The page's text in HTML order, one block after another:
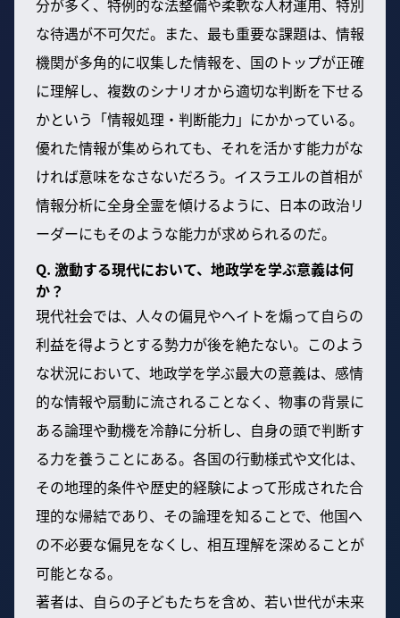
な待遇が不可欠だ。また、最も重要な課題は、情報
機関が多角的に収集した情報を、国のトップが正確
に理解し、複数のシナリオから適切な判断を下せる
かという「情報処理・判断能力」にかかっている。
優れた情報が集められても、それを活かす能力がな
ければ意味をなさないだろう。イスラエルの首相が
情報分析に全身全霊を傾けるように、日本の政治リ
ーダーにもそのような能力が求められるのだ。
Q. 激動する現代において、地政学を学ぶ意義は何
か？
現代社会では、人々の偏見やヘイトを煽って自らの
利益を得ようとする勢力が後を絶たない。このよう
な状況において、地政学を学ぶ最大の意義は、感情
的な情報や扇動に流されることなく、物事の背景に
ある論理や動機を冷静に分析し、自身の頭で判断す
る力を養うことにある。各国の行動様式や文化は、
その地理的条件や歴史的経験によって形成された合
理的な帰結であり、その論理を知ることで、他国へ
の不必要な偏見をなくし、相互理解を深めることが
可能となる。
著者は、自らの子どもたちを含め、若い世代が未来